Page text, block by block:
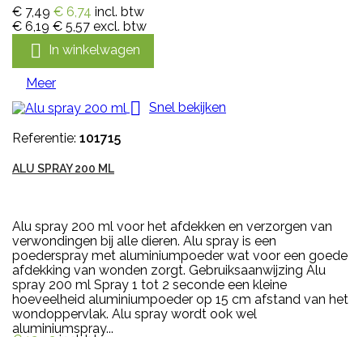
€ 7,49 € 6,74 incl. btw
€ 6,19 € 5,57 excl. btw
 In winkelwagen
Meer
 Snel bekijken
Referentie: 101715
ALU SPRAY 200 ML
Alu spray 200 ml voor het afdekken en verzorgen van
verwondingen bij alle dieren. Alu spray is een
poederspray met aluminiumpoeder wat voor een goede
afdekking van wonden zorgt. Gebruiksaanwijzing Alu
spray 200 ml Spray 1 tot 2 seconde een kleine
hoeveelheid aluminiumpoeder op 15 cm afstand van het
wondoppervlak. Alu spray wordt ook wel
aluminiumspray...